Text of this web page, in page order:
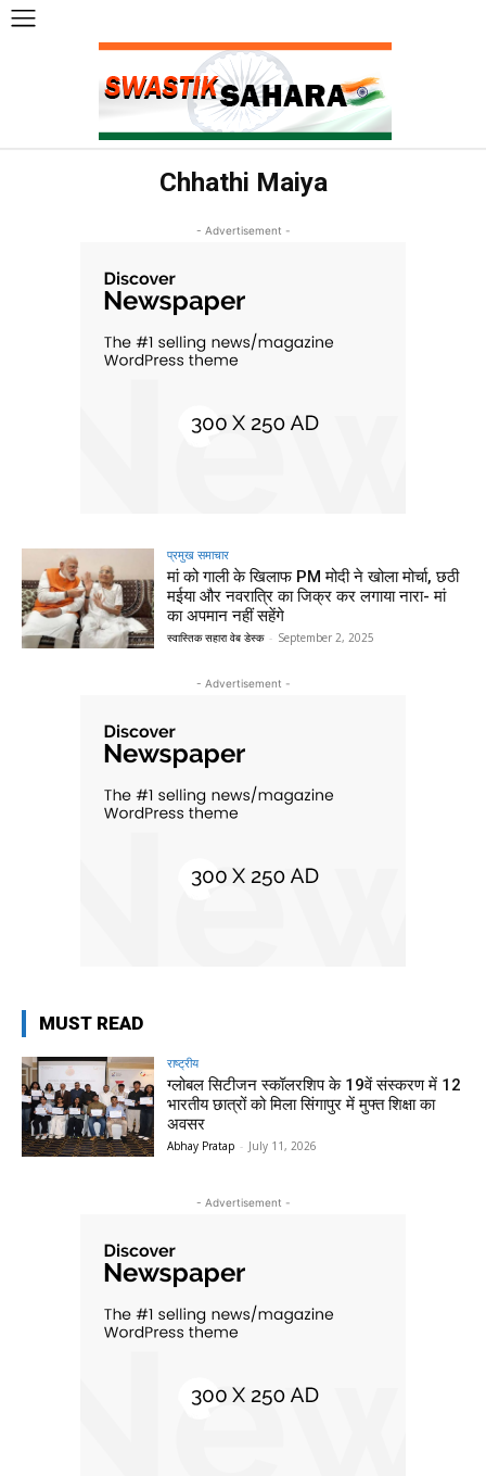
Chhathi Maiya
- Advertisement -
प्रमुख समाचार‎
मां को गाली के खिलाफ PM मोदी ने खोला मोर्चा, छठी
मईया और नवरात्रि का जिक्र कर लगाया नारा- मां
का अपमान नहीं सहेंगे
स्वास्तिक सहारा वेब डेस्क - September 2, 2025
- Advertisement -
MUST READ
राष्ट्रीय
ग्लोबल सिटीजन स्कॉलरशिप के 19वें संस्करण में 12
भारतीय छात्रों को मिला सिंगापुर में मुफ्त शिक्षा का
अवसर
Abhay Pratap - July 11, 2026
- Advertisement -